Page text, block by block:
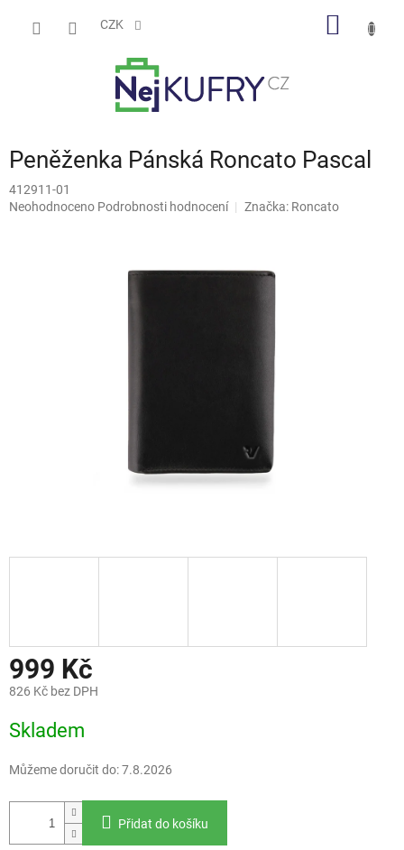
CZK
Peněženka Pánská Roncato Pascal
412911-01
Průměrné
Neohodnoceno Podrobnosti hodnocení Značka: Roncato
999 Kč
826 Kč bez DPH
cena:
Skladem
Můžeme doručit do:7.8.2026
Přidat do košíku